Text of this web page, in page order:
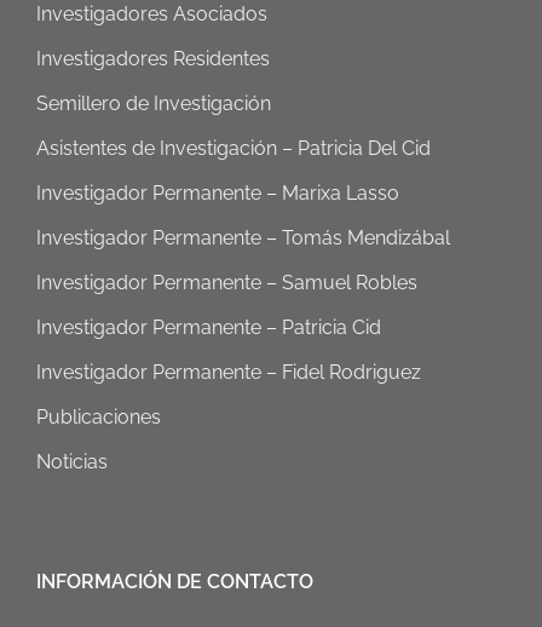
Investigadores Asociados
Investigadores Residentes
Semillero de Investigación
Asistentes de Investigación – Patricia Del Cid
Investigador Permanente – Marixa Lasso
Investigador Permanente – Tomás Mendizábal
Investigador Permanente – Samuel Robles
Investigador Permanente – Patricia Cid
Investigador Permanente – Fidel Rodriguez
Publicaciones
Noticias
INFORMACIÓN DE CONTACTO